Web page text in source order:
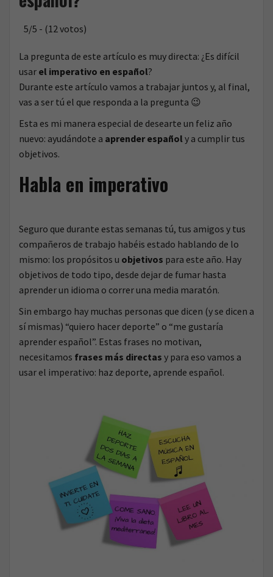
5/5 - (12 votos)
La pregunta de este artículo es muy directa: ¿Es difícil
usar el imperativo en español?
Durante este artículo vamos a trabajar juntos y, al final,
vas a ser tú el que responda a la pregunta 😉
Esta es mi manera especial de desearte un feliz año
nuevo: ayudándote a aprender españoly a cumplir tus
objetivos.
Habla en imperativo
Seguro que durante estas semanas tú, tus amigos y tus
compañeros de trabajo habéis estado hablando de lo
mismo: los propósitos u objetivos para este año. Hay
objetivos de todo tipo, desde dejar de fumar hasta
aprender un idioma o correr una media maratón.
Sin embargo hay muchas personas que dicen (y se dicen a
sí mismas) “quiero hacer deporte” o “me gustaría
aprender español”. Estas frases no motivan,
necesitamos frases más directas y para eso vamos a
usar el imperativo: haz deporte, aprende español.
o